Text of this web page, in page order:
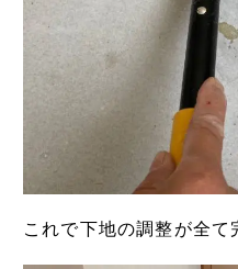
これで下地の調整が全て